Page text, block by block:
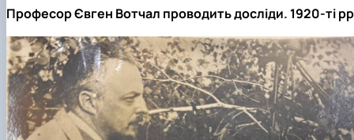
Професор Євген Вотчал проводить досліди. 1920-ті